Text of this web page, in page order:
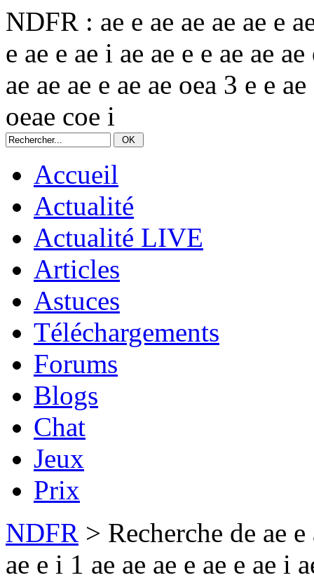
NDFR : ae e ae ae ae ae e
e ae e ae i ae ae e e ae ae
ae ae ae e ae ae oea 3 e e
oeae coe i
Accueil
Actualité
Actualité LIVE
Articles
Astuces
Téléchargements
Forums
Blogs
Chat
Jeux
Prix
NDFR > Recherche de ae e
ae e i 1 ae ae ae e ae e ae i